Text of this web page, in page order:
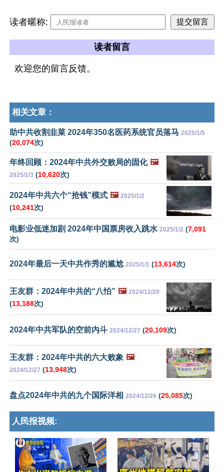
读者暱称:
读者留言
欢迎您的留言反馈。
相关文章：
助中共收割韭菜 2024年350名医药系统官员落马 2025/1/5
(20,074次)
年终回顾：2024年中共外交败局的固化 🖼️
2025/1/3 (10,620次)
2024年中共六个“抢钱”模式 🖼️ 2025/1/2
(10,241次)
电影业低迷加剧 2024年中国票房收入跳水 2025/1/2 (7,091
次)
2024年最后一天中共作秀的尴尬 2025/1/1 (13,614次)
王友群：2024年中共的“八怕” 🖼️ 2024/12/29
(13,188次)
2024年中共军队的空前内斗 2024/12/27 (20,109次)
王友群：2024年中共的六大败象 🖼️
2024/12/27 (13,948次)
盘点2024年中共的九个国际洋相 2024/12/26 (25,085次)
人民报视频: